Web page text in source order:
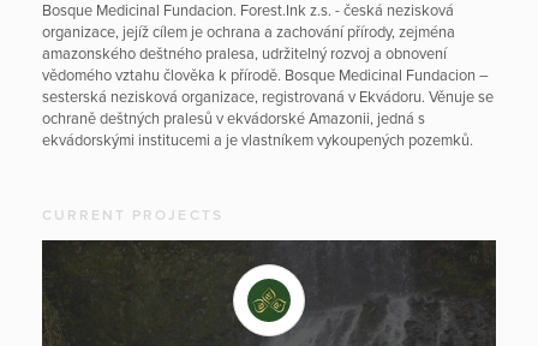
Bosque Medicinal Fundacion. Forest.Ink z.s. - česká nezisková
organizace, jejíž cílem je ochrana a zachování přírody, zejména
amazonského deštného pralesa, udržitelný rozvoj a obnovení
vědomého vztahu člověka k přírodě. Bosque Medicinal Fundacion –
sesterská nezisková organizace, registrovaná v Ekvádoru. Věnuje se
ochraně deštných pralesů v ekvádorské Amazonii, jedná s
ekvádorskými institucemi a je vlastníkem vykoupených pozemků.
CURRENT PROJECTS